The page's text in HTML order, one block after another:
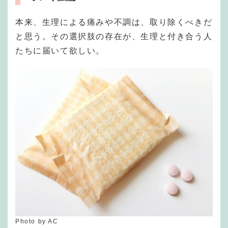
本来、生理による痛みや不調は、取り除くべきだ
と思う。その選択肢の存在が、生理と付き合う人
たちに届いて欲しい。
Photo by AC